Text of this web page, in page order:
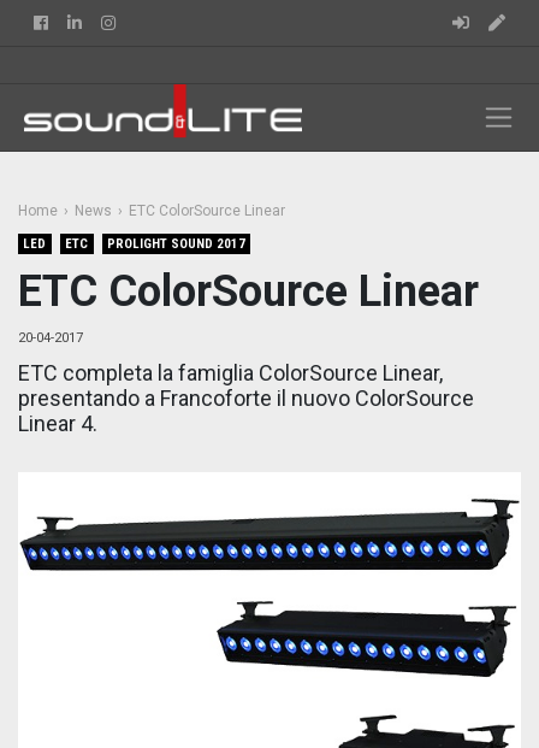
FacebookLinkedin
Home News ETC ColorSource Linear
LED ETC PROLIGHT SOUND 2017
ETC ColorSource Linear
20-04-2017
ETC completa la famiglia ColorSource Linear,
presentando a Francoforte il nuovo ColorSource
Linear 4.